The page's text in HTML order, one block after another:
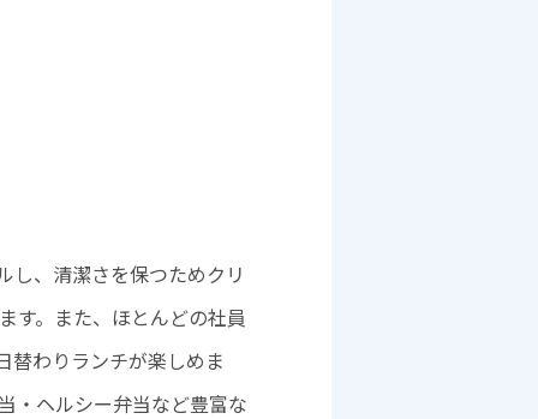
し、清潔さを保つためクリ
す。また、ほとんどの社員
替わりランチが楽しめま
・ヘルシー弁当など豊富な